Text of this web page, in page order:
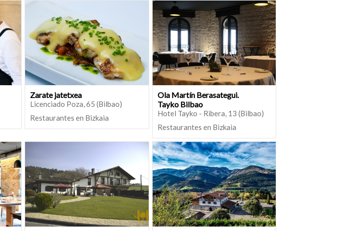
Zarate jatetxea
Licenciado Poza, 65 (Bilbao)
Restaurantes en Bizkaia
Ola Martín Berasategui.
Tayko Bilbao
Hotel Tayko - Ribera, 13 (Bilbao)
Restaurantes en Bizkaia